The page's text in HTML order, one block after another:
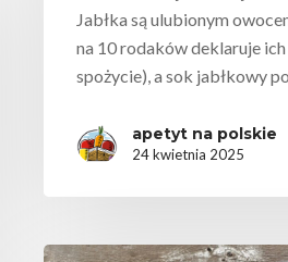
Jabłka są ulubionym
na 10 rodaków deklaruje
spożycie), a sok jabłkowy
apetyt na polskie
24 kwietnia 2025